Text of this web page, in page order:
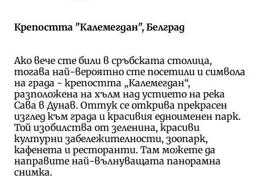
Крепостта "Калемегдан", Белград
Ако вече сте били в сръбската столица,
тогава най-вероятно сте посетили и символа
на града - крепостта „Калемегдан“,
разположена на хълм над устието на река
Сава в Дунав. Оттук се открива прекрасен
изглед към града и красивия едноименен парк.
Той изобилства от зеленина, красиви
културни забележителности, зоопарк,
кафенета и ресторанти. Там можете да
направите най-вълнуващата панорамна
снимка.